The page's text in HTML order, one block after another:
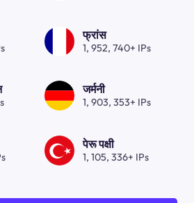
फ्रांस
1, 952, 740+ IPs
जर्मनी
1, 903, 353+ IPs
पेरू पक्षी
1, 105, 336+ IPs